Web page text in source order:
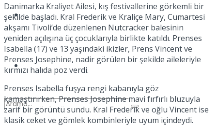
Dünya
Podcast
Danimarka Kraliyet Ailesi, kış festivallerine görkemli bir
şekilde başladı. Kral Frederik ve Kraliçe Mary, Cumartesi
akşamı Tivoli’de düzenlenen Nutcracker balesinin
yeniden açılışına üç çocuklarıyla birlikte katıldı. Prenses
Isabella (17) ve 13 yaşındaki ikizler, Prens Vincent ve
Prenses Josephine, nadir görülen bir şekilde aileleriyle
kırmızı halıda poz verdi.
Prenses Isabella fuşya rengi kabanıyla göz
kamaştırırken, Prenses Josephine mavi fırfırlı bluzuyla
zarif bir görüntü sundu. Kral Frederik ve oğlu Vincent ise
klasik ceket ve gömlek kombinleriyle uyum içindeydi.